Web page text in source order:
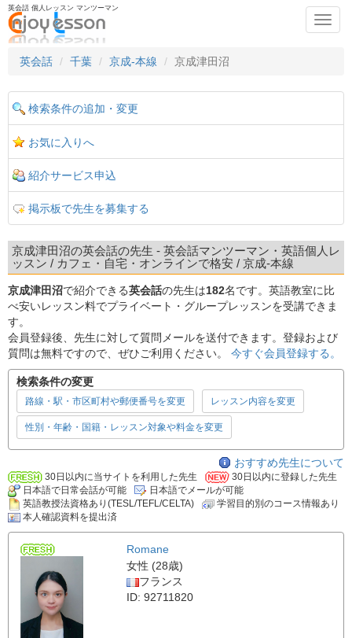
英会話 個人レッスン マンツーマン
英会話
千葉 京成-本線 京成津田沼
検索条件の追加・変更
お気に入りへ
紹介サービス申込
掲示板で先生を募集する
京成津田沼の英会話の先生 - 英会話マンツーマン・英語個人レ
ッスン / カフェ・自宅・オンラインで格安 / 京成-本線
京成津田沼で紹介できる英会話の先生は182名です。英語教室に比
べ安いレッスン料でプライベート・グループレッスンを受講できま
す。
会員登録後、先生に対して質問メールを送付できます。登録および
質問は無料ですので、ぜひご利用ください。 今すぐ会員登録する。
検索条件の変更
路線・駅・市区町村や郵便番号を変更 レッスン内容を変更
性別・年齢・国籍・レッスン対象や料金を変更
おすすめ先生について
30日以内に当サイトを利用した先生
30日以内に登録した先生
日本語で日常会話が可能
日本語でメールが可能
英語教授法資格あり(TESL/TEFL/CELTA)
学習目的別のコース情報あり
本人確認資料を提出済
Romane
女性 (28歳)
フランス
ID: 92711820